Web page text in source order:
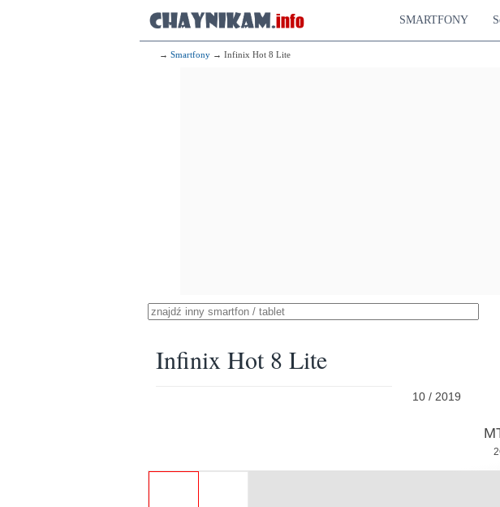
SMARTFONY
→ Smartfony → Infinix Hot 8 Lite
Infinix Hot 8 Lite
10 / 2019
Android 8.1, Go